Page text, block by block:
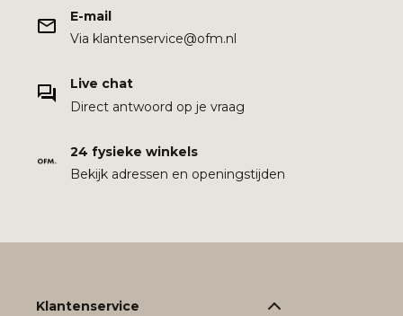
E-mail
Via klantenservice@ofm.nl
Live chat
Direct antwoord op je vraag
24 fysieke winkels
Bekijk adressen en openingstijden
Klantenservice